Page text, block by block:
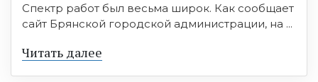
Спектр работ был весьма широк. Как сообщает
сайт Брянской городской администрации, на ...
Читать далее